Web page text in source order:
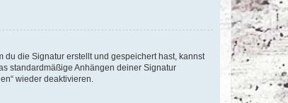
die Signatur erstellt und gespeichert hast, kannst
standardmäßige Anhängen deiner Signatur
wieder deaktivieren.